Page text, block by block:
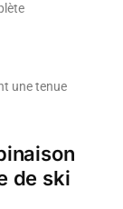
une tenue
de ski